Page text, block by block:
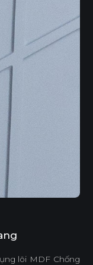
lõi MDF Chống